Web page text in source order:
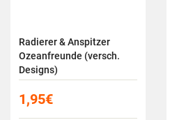
Radierer & Anspitzer
Ozeanfreunde (versch.
Designs)
1,95€